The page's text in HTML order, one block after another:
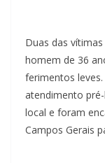
Duas das
homem de 36
ferimentos
atendimento
local e foram
Campos Gerais